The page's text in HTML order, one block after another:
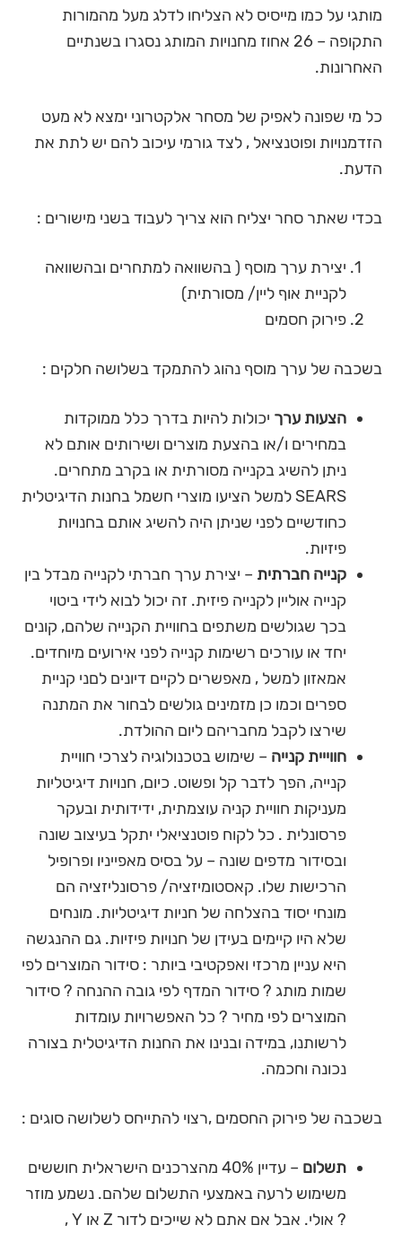
מותגי על כמו מייסיס לא הצליחו לדלג מעל מהמורות
התקופה – 26 אחוז מחנויות המותג נסגרו בשנתיים
האחרונות.
כל מי שפונה לאפיק של מסחר אלקטרוני ימצא לא מעט
הזדמנויות ופוטנציאל , לצד גורמי עיכוב להם יש לתת את
הדעת.
בכדי שאתר סחר יצליח הוא צריך לעבוד בשני מישורים :
יצירת ערך מוסף ( בהשוואה למתחרים ובהשוואה
לקניית אוף ליין/ מסורתית)
פירוק חסמים
בשכבה של ערך מוסף נהוג להתמקד בשלושה חלקים :
הצעות ערך יכולות להיות בדרך כלל ממוקדות
במחירים ו/או בהצעת מוצרים ושירותים אותם לא
ניתן להשיג בקנייה מסורתית או בקרב מתחרים.
SEARS למשל הציעו מוצרי חשמל בחנות הדיגיטלית
כחודשיים לפני שניתן היה להשיג אותם בחנויות
פיזיות.
קנייה חברתית – יצירת ערך חברתי לקנייה מבדל בין
קנייה אוליין לקנייה פיזית. זה יכול לבוא לידי ביטוי
בכך שגולשים משתפים בחוויית הקנייה שלהם, קונים
יחד או עורכים רשימות קנייה לפני אירועים מיוחדים.
אמאזון למשל , מאפשרים לקיים דיונים לםני קניית
ספרים וכמו כן מזמינים גולשים לבחור את המתנה
שירצו לקבל מחבריהם ליום ההולדת.
חווייית קנייה – שימוש בטכנולוגיה לצרכי חוויית
קנייה, הפך לדבר קל ופשוט. כיום, חנויות דיגיטליות
מעניקות חוויית קניה עוצמתית, ידידותית ובעקר
פרסונלית . כל לקוח פוטנציאלי יתקל בעיצוב שונה
ובסידור מדפים שונה – על בסיס מאפייניו ופרופיל
הרכישות שלו. קאסטומיזציה/ פרסונליזציה הם
מונחי יסוד בהצלחה של חניות דיגיטליות. מונחים
שלא היו קיימים בעידן של חנויות פיזיות. גם ההנגשה
היא עניין מרכזי ואפקטיבי ביותר : סידור המוצרים לפי
שמות מותג ? סידור המדף לפי גובה ההנחה ? סידור
המוצרים לפי מחיר ? כל האפשרויות עומדות
לרשותנו, במידה ובנינו את החנות הדיגיטלית בצורה
נכונה וחכמה.
בשכבה של פירוק החסמים ,רצוי להתייחס לשלושה סוגים :
תשלום
– עדיין 40% מהצרכנים הישראלית חוששים
משימוש לרעה באמצעי התשלום שלהם. נשמע מוזר
? אולי. אבל אם אתם לא שייכים לדור Z או Y ,